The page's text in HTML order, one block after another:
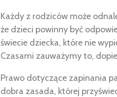
Każdy z rodziców może
że dzieci powinny być
świecie dziecka, które nie
Czasami zauważymy to,
Prawo dotyczące zapinania
dobra zasada, której